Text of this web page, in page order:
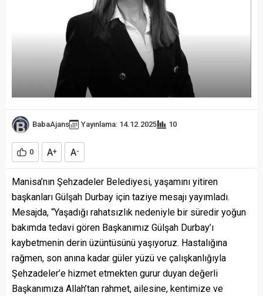
BabaAjans Yayınlama: 14.12.2025 10
0 A+ A-
Manisa’nın Şehzadeler Belediyesi, yaşamını yitiren
başkanları Gülşah Durbay için taziye mesajı yayımladı.
Mesajda, “Yaşadığı rahatsızlık nedeniyle bir süredir yoğun
bakımda tedavi gören Başkanımız Gülşah Durbay’ı
kaybetmenin derin üzüntüsünü yaşıyoruz. Hastalığına
rağmen, son anına kadar güler yüzü ve çalışkanlığıyla
Şehzadeler’e hizmet etmekten gurur duyan değerli
Başkanımıza Allah’tan rahmet, ailesine, kentimize ve